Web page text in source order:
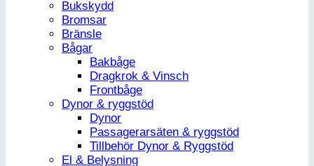
Bukskydd
Bromsar
Bränsle
Bågar
Bakbåge
Dragkrok & Vinsch
Frontbåge
Dynor & ryggstöd
Dynor
Passagerarsäten & ryggstöd
Tillbehör Dynor & Ryggstöd
El & Belysning